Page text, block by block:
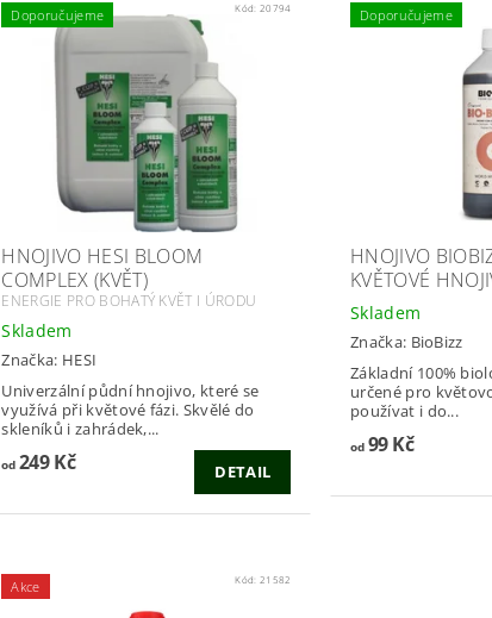
Doporučujeme Kód: 20794
HNOJIVO HESI BLOOM
COMPLEX (KVĚT)
ENERGIE PRO BOHATÝ KVĚT I ÚRODU
Skladem
Značka: HESI
Univerzální půdní hnojivo, které se
využívá při květové fázi. Skvělé do
skleníků i zahrádek,...
od249 Kč DETAIL
Doporučujeme
HNOJIVO
KVĚTOVÉ
Skladem
Značka: BioBizz
Základní 100%
určené pro
používat i do...
od99 Kč
Akce Kód: 21582